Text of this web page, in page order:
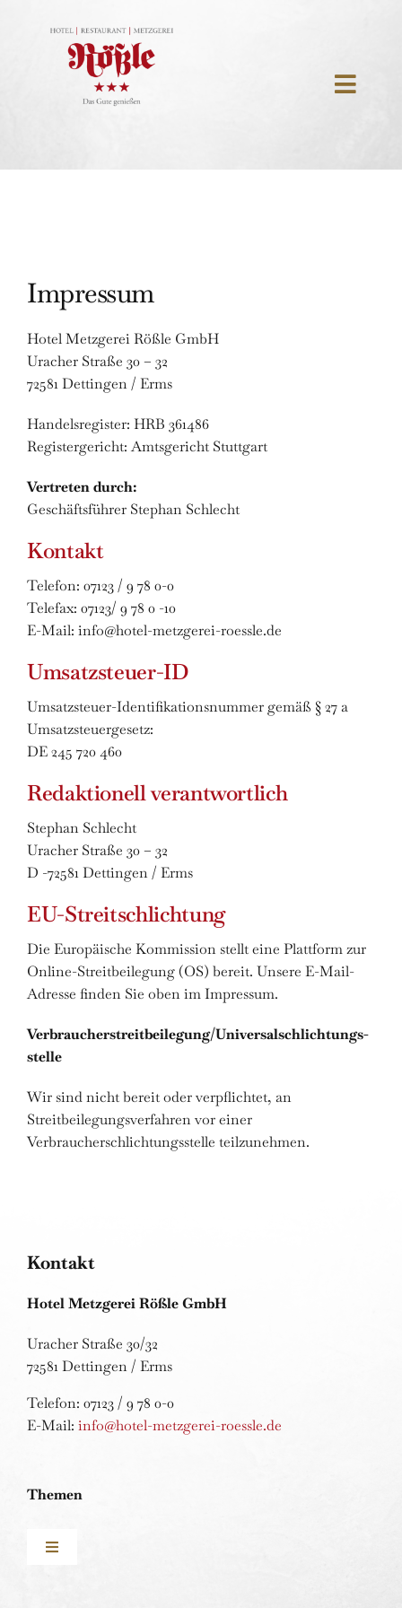
Events
Metzgerei
Über uns
TISCH RESERVIEREN
ZIMMER BUCHEN
Impressum
Hotel Metzgerei Rößle GmbH
Uracher Straße 30 – 32
72581 Dettingen / Erms
Handelsregister: HRB 361486
Registergericht: Amtsgericht Stuttgart
Vertreten durch:
Geschäftsführer Stephan Schlecht
Kontakt
Telefon: 07123 / 9 78 0-0
Telefax: 07123/ 9 78 0 -10
E-Mail: info@hotel-metzgerei-roessle.de
Umsatzsteuer-ID
Umsatzsteuer-Identifikationsnummer gemäß § 27 a
Umsatzsteuergesetz:
DE 245 720 460
Redaktionell verantwortlich
Stephan Schlecht
Uracher Straße 30 – 32
D -72581 Dettingen / Erms
EU-Streitschlichtung
Die Europäische Kommission stellt eine Plattform zur
Online-Streitbeilegung (OS) bereit. Unsere E-Mail-
Adresse finden Sie oben im Impressum.
Verbraucher­streit­beilegung/Universal­schlichtungs­
stelle
Wir sind nicht bereit oder verpflichtet, an
Streitbeilegungsverfahren vor einer
Verbraucherschlichtungsstelle teilzunehmen.
Kontakt
Hotel Metzgerei Rößle GmbH
Uracher Straße 30/32
72581 Dettingen / Erms
Telefon: 07123 / 9 78 0-0
E-Mail: info@hotel-metzgerei-roessle.de
Themen
Toggle